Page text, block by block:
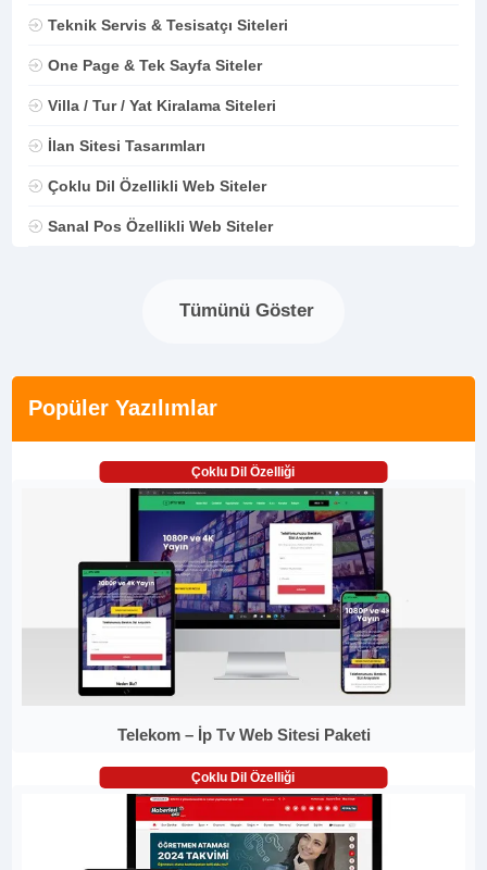
Teknik Servis & Tesisatçı Siteleri
One Page & Tek Sayfa Siteler
Villa / Tur / Yat Kiralama Siteleri
İlan Sitesi Tasarımları
Çoklu Dil Özellikli Web Siteler
Sanal Pos Özellikli Web Siteler
Tümünü Göster
Popüler Yazılımlar
Çoklu Dil Özelliği
Telekom – İp Tv Web Sitesi Paketi
Çoklu Dil Özelliği